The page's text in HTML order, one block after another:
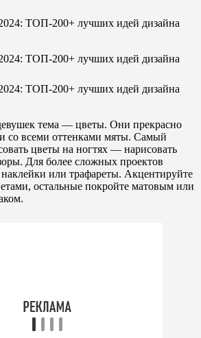
тема — цветы. Они прекрасно
со всеми оттенками мяты. Самый
цветы на ногтях — нарисовать
Для более сложных проектов
наклейки или трафареты. Акцентируйте
остальные покройте матовым или